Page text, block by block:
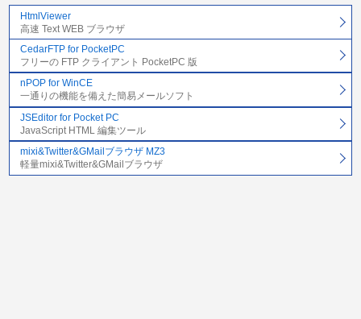
HtmlViewer
高速 Text WEB ブラウザ
CedarFTP for PocketPC
フリーの FTP クライアント PocketPC 版
nPOP for WinCE
一通りの機能を備えた簡易メールソフト
JSEditor for Pocket PC
JavaScript HTML 編集ツール
mixi&Twitter&GMailブラウザ MZ3
軽量mixi&Twitter&GMailブラウザ